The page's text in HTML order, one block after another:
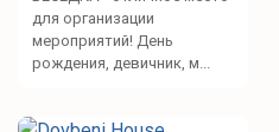
для организации
мероприятий! День
рождения, девичник, м...